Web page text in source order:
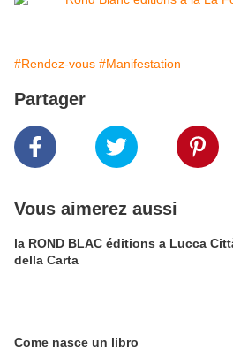
#Rendez-vous #Manifestation
Partager
Vous aimerez aussi
la ROND BLAC éditions a Lucca
della Carta
Come nasce un libro